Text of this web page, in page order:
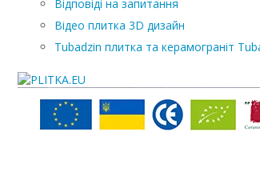
Відповіді на запитання
Відео плитка 3D дизайн
Tubadzin плитка та керамограніт